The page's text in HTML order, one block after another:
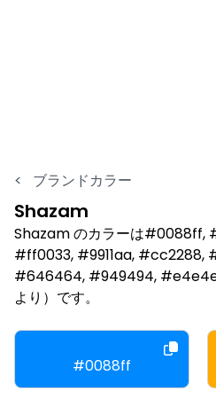
< ブランドカラー
Shazam
Shazam のカラーは
#ff0033, #9911aa, #cc2288,
#646464, #949494,
より）です。
#0088ff